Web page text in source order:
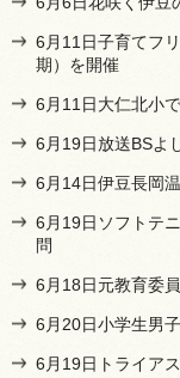
6月11日子育てフ
期）を開催
6月11日大仁北小
6月19日放送BSよ
6月14日伊豆長岡
6月19日ソフトテ
問
6月18日元教育委
6月20日小学生男
6月19日トライア